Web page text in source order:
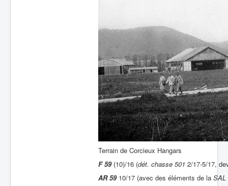
Terrain de Corcieux Hangars
F 59(10)/16 (dét. chasse 501 2/17-5/17,
AR 5910/17 (avec des éléments de la SAL